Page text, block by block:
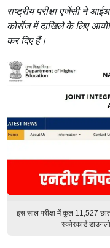
राष्ट्रीय परीक्षा एजेंसी ने
कोर्सेज में दाखिले के लिए
कर दिए हैं।
इस साल परीक्षा में कुल 11,527
स्कोरकार्ड